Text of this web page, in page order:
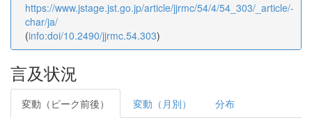
https://www.jstage.jst.go.jp/article/jjrmc/54/4/54_303/_article/-
char/ja/
(info:doi/10.2490/jjrmc.54.303)
言及状況
変動（ピーク前後） 変動（月別） 分布